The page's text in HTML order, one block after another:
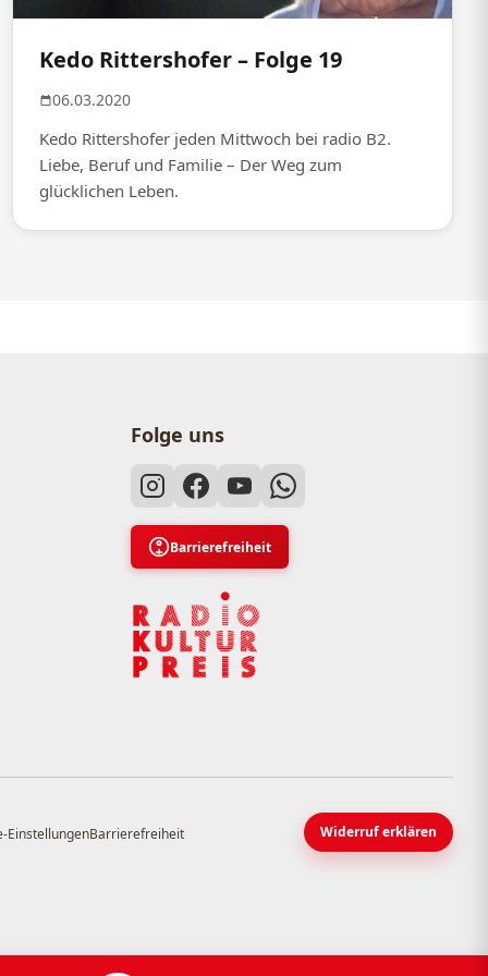
Kedo Rittershofer – Folge 19
06.03.2020
Kedo Rittershofer jeden Mittwoch bei radio B2.
Liebe, Beruf und Familie – Der Weg zum
glücklichen Leben.
Folge uns
Barrierefreiheit
EinstellungenBarrierefreiheit Widerruf erklären